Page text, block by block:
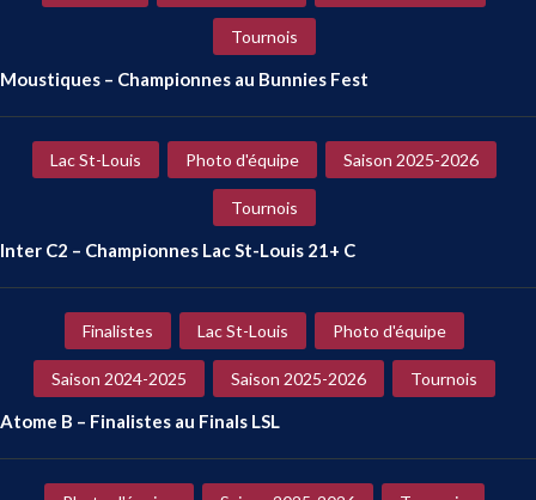
Tournois
Moustiques – Championnes au Bunnies Fest
Lac St-Louis Photo d'équipe Saison 2025-2026
Tournois
Inter C2 – Championnes Lac St-Louis 21+ C
Finalistes Lac St-Louis Photo d'équipe
Saison 2024-2025 Saison 2025-2026 Tournois
Atome B – Finalistes au Finals LSL